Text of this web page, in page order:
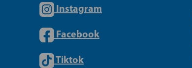
Instagram
Facebook
Tiktok